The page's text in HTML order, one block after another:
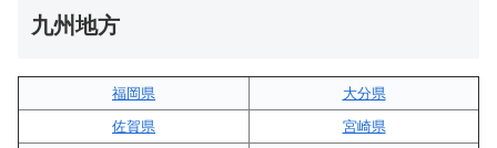
九州地方
福岡県
大分県
佐賀県
宮崎県